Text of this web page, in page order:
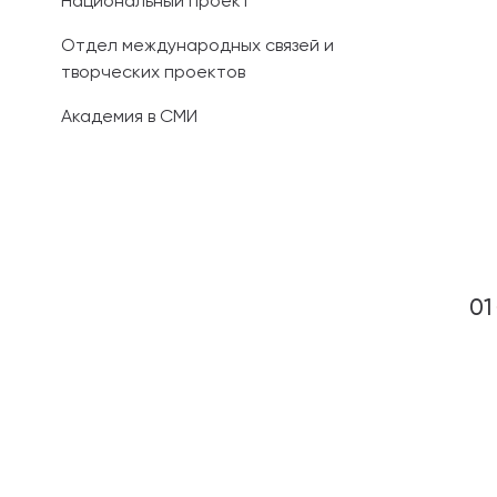
Отдел международных связей и
творческих проектов
Академия в СМИ
01